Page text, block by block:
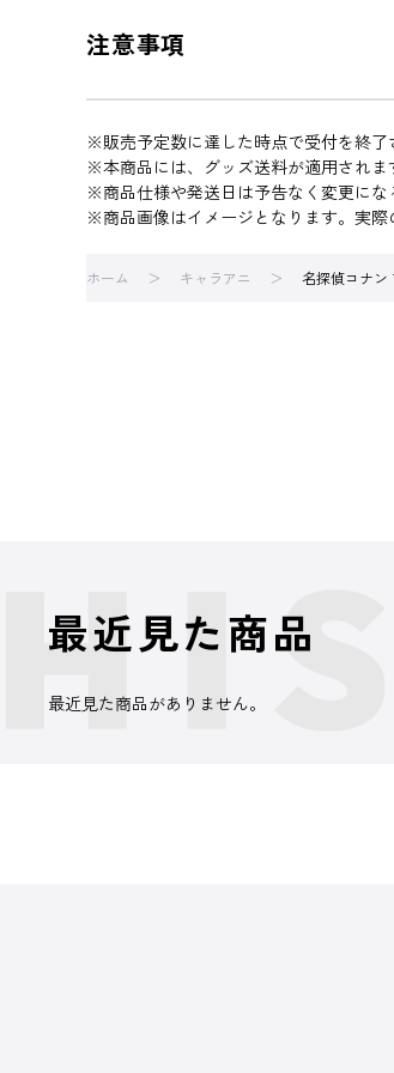
注意事項
※販売予定数に達した時点で受付を終了
※本商品には、グッズ送料が適用されま
※商品仕様や発送日は予告なく変更にな
※商品画像はイメージとなります。実際
ホーム キャラアニ 名探偵コナン
最近見た商品
最近見た商品がありません。